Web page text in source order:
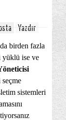
Yazdır
birden fazla
yüklü ise ve
sistemleri